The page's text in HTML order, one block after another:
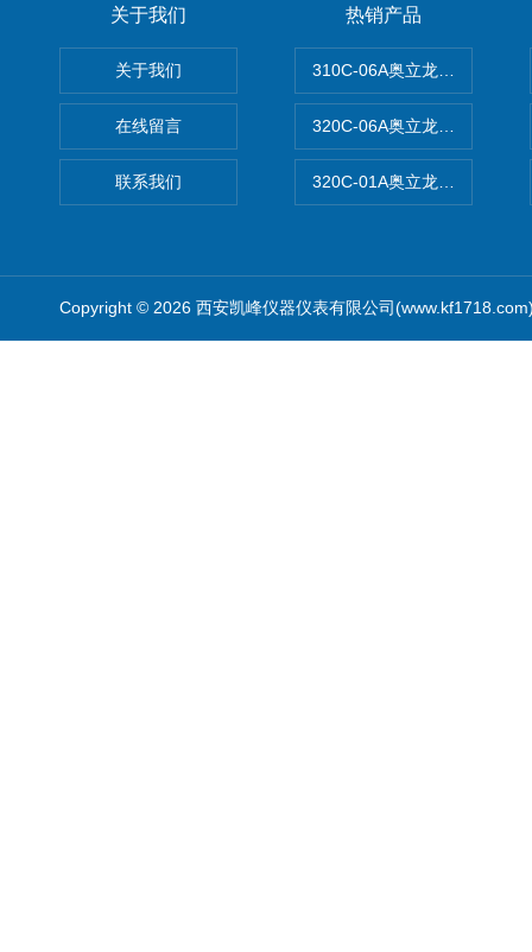
关于我们
关于我们
在线留言
联系我们
热销产品
310C-06A奥立龙实验室台式
320C-06A奥立龙实验室便携
320C-01A奥立龙实验室便携
Copyright © 2026 西安凯峰仪器仪表有限公司